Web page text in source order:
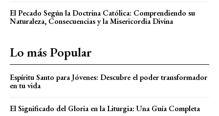
El Pecado Según la Doctrina Católica: Comprendiendo su
Naturaleza, Consecuencias y la Misericordia Divina
Lo más Popular
Espíritu Santo para Jóvenes: Descubre el poder transformador
en tu vida
El Significado del Gloria en la Liturgia: Una Guía Completa